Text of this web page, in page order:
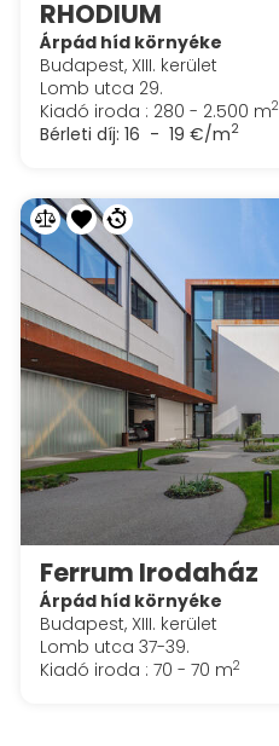
RHODIUM
Árpád híd környéke
Budapest, XIII. kerület
Lomb utca 29.
Kiadó iroda : 280 - 2.500 m2
Bérleti díj: 16 - 19 €/m2
Ferrum Irodaház
Árpád híd környéke
Budapest, XIII. kerület
Lomb utca 37-39.
Kiadó iroda : 70 - 70 m2